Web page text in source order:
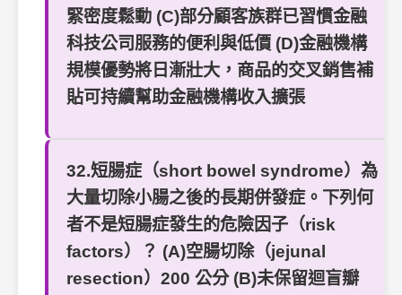
緊密度鬆動 (C)部分顧客族群已習慣金融
科技公司服務的便利與低價 (D)金融機構
規模優勢將日漸壯大，商品的交叉銷售補
貼可持續幫助金融機構收入擴張
32.短腸症（short bowel syndrome）為
大量切除小腸之後的長期併發症。下列何
者不是短腸症發生的危險因子（risk
factors）？ (A)空腸切除（jejunal
resection）200 公分 (B)未保留迴盲瓣